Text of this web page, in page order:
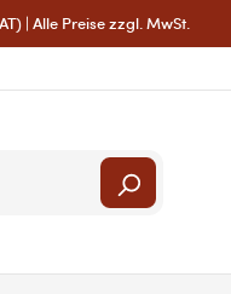
| Alle Preise zzgl. MwSt.